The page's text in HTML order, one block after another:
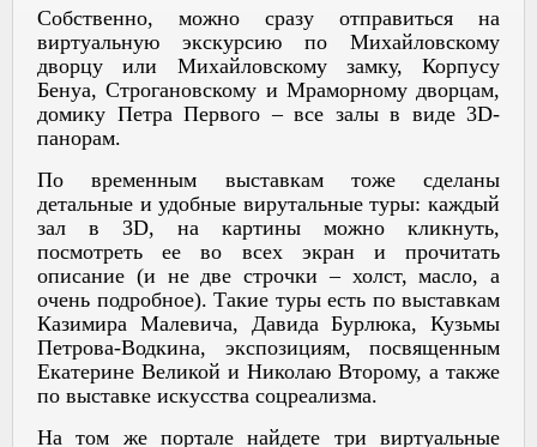
Собственно, можно сразу отправиться на
виртуальную экскурсию по Михайловскому
дворцу или Михайловскому замку, Корпусу
Бенуа, Строгановскому и Мраморному дворцам,
домику Петра Первого – все залы в виде 3D-
панорам.
По временным выставкам тоже сделаны
детальные и удобные вирутальные туры: каждый
зал в 3D, на картины можно кликнуть,
посмотреть ее во всех экран и прочитать
описание (и не две строчки – холст, масло, а
очень подробное). Такие туры есть по выставкам
Казимира Малевича, Давида Бурлюка, Кузьмы
Петрова-Водкина, экспозициям, посвященным
Екатерине Великой и Николаю Второму, а также
по выставке искусства соцреализма.
На том же портале найдете три виртуальные